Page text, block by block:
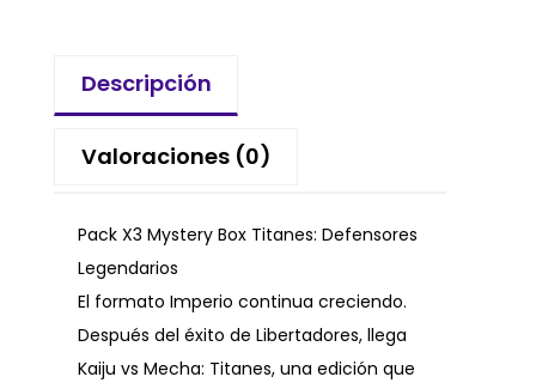
Descripción
Valoraciones (0)
Pack X3 Mystery Box Titanes: Defensores
Legendarios
El formato Imperio continua creciendo.
Después del éxito de Libertadores, llega
Kaiju vs Mecha: Titanes, una edición que